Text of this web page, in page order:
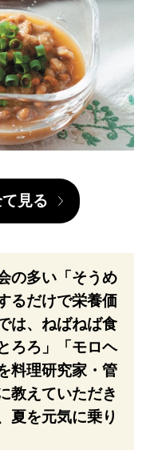
て見る
の多い「そうめ
るだけで栄養価
は、ねばねば食
ろろ」「モロヘ
料理研究家・管
教えていただき
夏を元気に乗り